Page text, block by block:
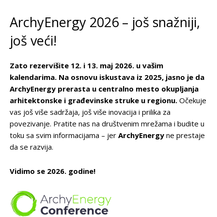
ArchyEnergy 2026 – još snažniji,
još veći!
Zato rezervišite 12. i 13. maj 2026. u vašim
kalendarima. Na osnovu iskustava iz 2025, jasno je da
ArchyEnergy prerasta u centralno mesto okupljanja
arhitektonske i građevinske struke u regionu. Očekuje
vas još više sadržaja, još više inovacija i prilika za
povezivanje. Pratite nas na društvenim mrežama i budite u
toku sa svim informacijama – jer ArchyEnergy ne prestaje
da se razvija.
Vidimo se 2026. godine!